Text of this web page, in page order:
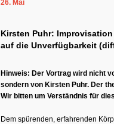
26. Mai
Kirsten Puhr:
auf die Unverfügbarkeit
Hinweis: Der Vortrag wird nicht
sondern von Kirsten Puhr. Der
Wir bitten um Verständnis für
Dem spürenden, erfahrenden